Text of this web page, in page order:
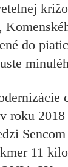
do
roku
11